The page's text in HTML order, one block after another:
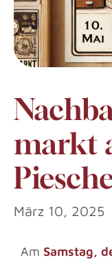
markt
März 10, 2025
Am Samstag,